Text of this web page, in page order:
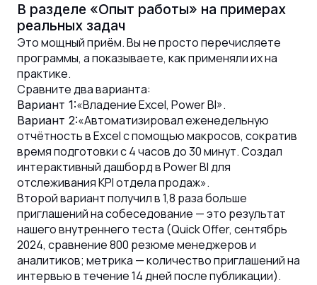
В разделе «Опыт работы» на примерах
реальных задач
Это мощный приём. Вы не просто перечисляете
программы, а показываете, как применяли их на
практике.
Сравните два варианта:
Вариант 1:«Владение Excel, Power BI».
Вариант 2:«Автоматизировал еженедельную
отчётность в Excel с помощью макросов, сократив
время подготовки с 4 часов до 30 минут. Создал
интерактивный дашборд в Power BI для
отслеживания KPI отдела продаж».
Второй вариант получил в 1,8 раза больше
приглашений на собеседование — это результат
нашего внутреннего теста (Quick Offer, сентябрь
2024, сравнение 800 резюме менеджеров и
аналитиков; метрика — количество приглашений на
интервью в течение 14 дней после публикации).